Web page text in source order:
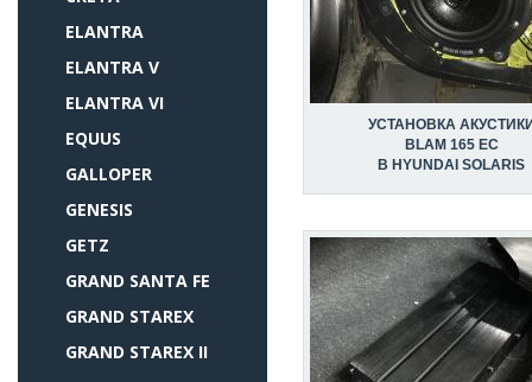
ELANTRA
ELANTRA V
ELANTRA VI
EQUUS
GALLOPER
GENESIS
GETZ
GRAND SANTA FE
GRAND STAREX
GRAND STAREX II
УСТАНОВКА
BLAM 165 EC
В HYUNDAI SOLARIS